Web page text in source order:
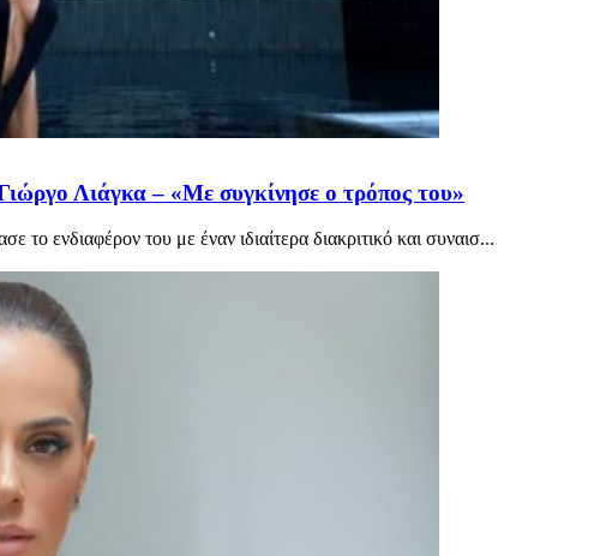
Λιάγκα – «Με συγκίνησε ο τρόπος του»
ενδιαφέρον του με έναν ιδιαίτερα διακριτικό και συναισ...